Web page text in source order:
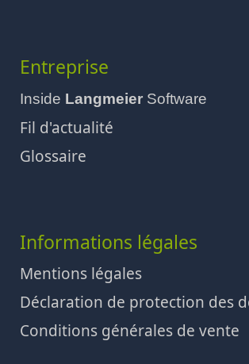
Entreprise
Inside Langmeier Software
Fil d'actualité
Glossaire
Informations légales
Mentions légales
Déclaration de protection des
Conditions générales de vente